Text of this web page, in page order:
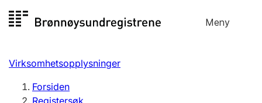
til
Meny
Registersøk
Aksjeselskap
Virksomhetsopplysninger
Forsiden
Registersøk